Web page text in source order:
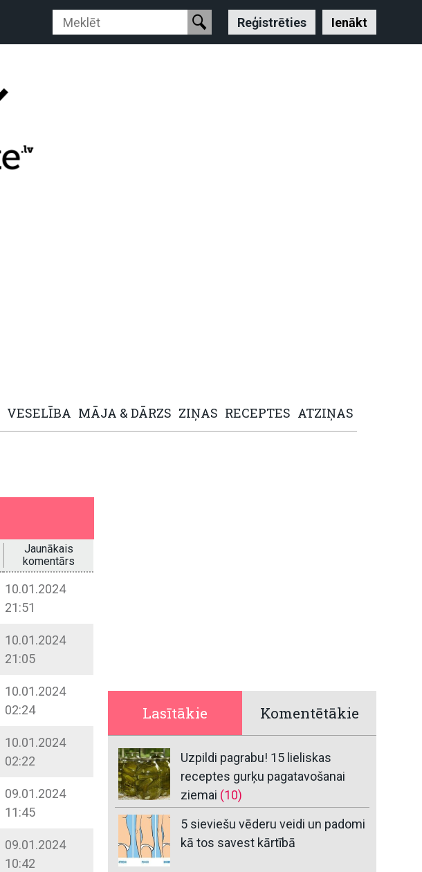
Reģistrēties Ienākt
VESELĪBA MĀJA & DĀRZS ZIŅAS RECEPTES ATZIŅAS
Jaunākais
komentārs
10.01.2024
21:51
10.01.2024
21:05
10.01.2024
02:24
10.01.2024
02:22
09.01.2024
11:45
09.01.2024
10:42
Lasītākie Komentētākie
Uzpildi pagrabu! 15 lieliskas
receptes gurķu pagatavošanai
ziemai (10)
5 sieviešu vēderu veidi un padomi
kā tos savest kārtībā